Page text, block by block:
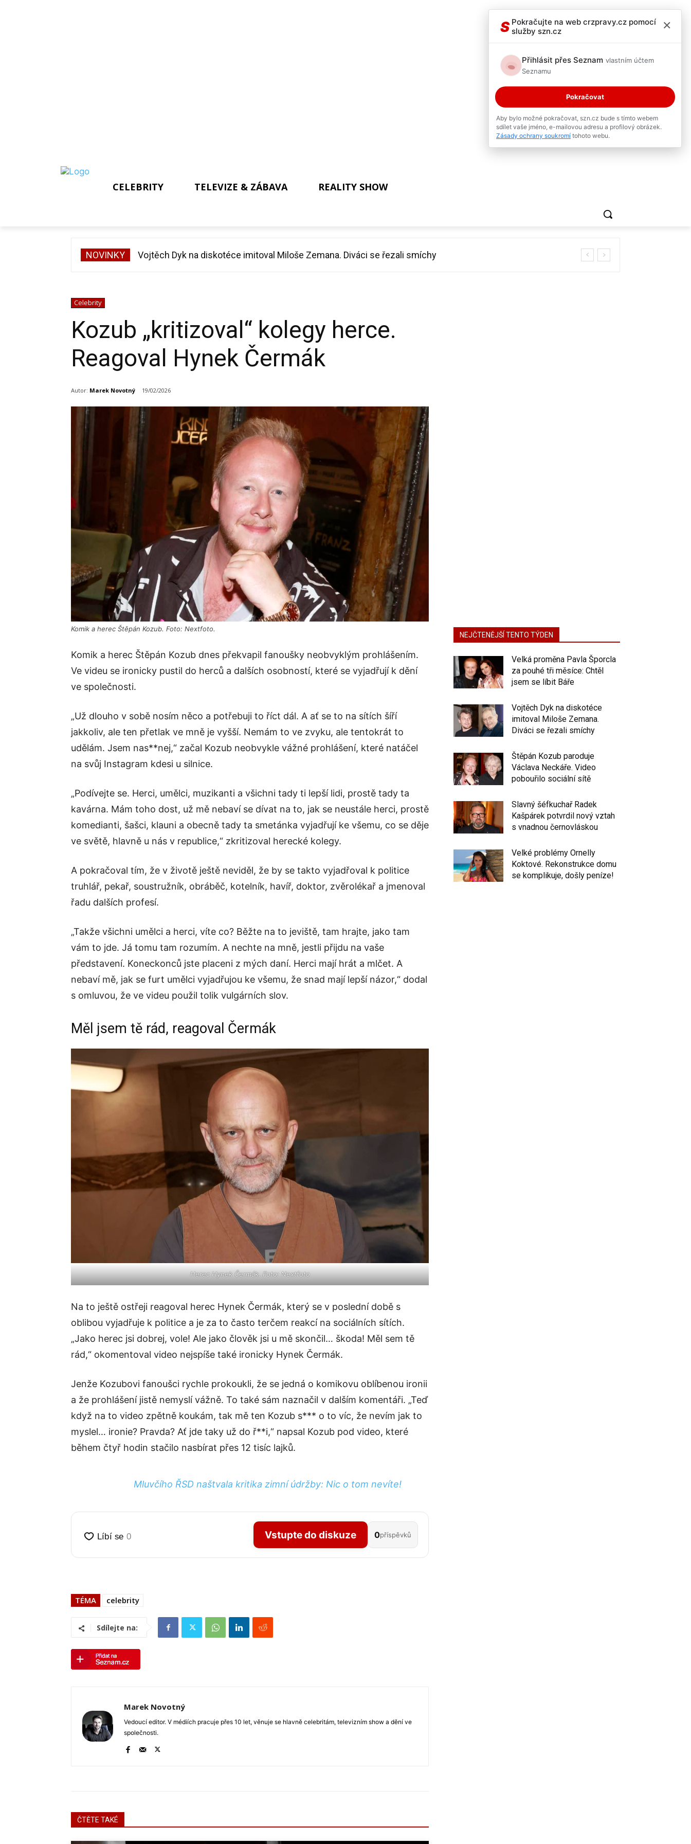
CELEBRITY TELEVIZE & ZÁBAVA REALITY SHOW
NOVINKY Vojtěch Dyk na diskotéce imitoval Miloše Zemana. Diváci se řezali smíchy
Celebrity
Kozub „kritizoval“ kolegy herce.
Reagoval Hynek Čermák
Autor: Marek Novotný 19/02/2026
Komik a herec Štěpán Kozub. Foto: Nextfoto.
Komik a herec Štěpán Kozub dnes překvapil fanoušky neobvyklým prohlášením.
Ve videu se ironicky pustil do herců a dalších osobností, které se vyjadřují k dění
ve společnosti.
„Už dlouho v sobě nosím něco a potřebuji to říct dál. A ať se to na sítích šíří
jakkoliv, ale ten přetlak ve mně je vyšší. Nemám to ve zvyku, ale tentokrát to
udělám. Jsem nas**nej,“ začal Kozub neobvykle vážné prohlášení, které natáčel
na svůj Instagram kdesi u silnice.
„Podívejte se. Herci, umělci, muzikanti a všichni tady ti lepší lidi, prostě tady ta
kavárna. Mám toho dost, už mě nebaví se dívat na to, jak se neustále herci, prostě
komedianti, šašci, klauni a obecně tady ta smetánka vyjadřují ke všemu, co se děje
ve světě, hlavně u nás v republice,“ zkritizoval herecké kolegy.
A pokračoval tím, že v životě ještě neviděl, že by se takto vyjadřoval k politice
truhlář, pekař, soustružník, obráběč, kotelník, havíř, doktor, zvěrolékař a jmenoval
řadu dalších profesí.
„Takže všichni umělci a herci, víte co? Běžte na to jeviště, tam hrajte, jako tam
vám to jde. Já tomu tam rozumím. A nechte na mně, jestli přijdu na vaše
představení. Koneckonců jste placeni z mých daní. Herci mají hrát a mlčet. A
nebaví mě, jak se furt umělci vyjadřujou ke všemu, že snad mají lepší názor,“ dodal
s omluvou, že ve videu použil tolik vulgárních slov.
Měl jsem tě rád, reagoval Čermák
Herec Hynek Čermák. Foto: Nextfoto
Na to ještě ostřeji reagoval herec Hynek Čermák, který se v poslední době s
oblibou vyjadřuje k politice a je za to často terčem reakcí na sociálních sítích.
„Jako herec jsi dobrej, vole! Ale jako člověk jsi u mě skončil… škoda! Měl sem tě
rád,“ okomentoval video nejspíše také ironicky Hynek Čermák.
Jenže Kozubovi fanoušci rychle prokoukli, že se jedná o komikovu oblíbenou ironii
a že prohlášení jistě nemyslí vážně. To také sám naznačil v dalším komentáři. „Teď
když na to video zpětně koukám, tak mě ten Kozub s*** o to víc, že nevím jak to
myslel… ironie? Pravda? Ať jde taky už do ř**i,“ napsal Kozub pod video, které
během čtyř hodin stačilo nasbírat přes 12 tisíc lajků.
Mluvčího ŘSD naštvala kritika zimní údržby: Nic o tom nevíte!
Vstupte do diskuze 0příspěvků
TÉMA celebrity
Sdílejte na:
Marek Novotný
Vedoucí editor. V médiích pracuje přes 10 let, věnuje se hlavně celebritám, televizním show a dění ve
společnosti.
ČTĚTE TAKÉ
NEJČTENĚJŠÍ TENTO TÝDEN
Velká proměna Pavla Šporcla
za pouhé tři měsíce: Chtěl
jsem se líbit Báře
Vojtěch Dyk na diskotéce
imitoval Miloše Zemana.
Diváci se řezali smíchy
Štěpán Kozub paroduje
Václava Neckáře. Video
pobouřilo sociální sítě
Slavný šéfkuchař Radek
Kašpárek potvrdil nový vztah
s vnadnou černovláskou
Velké problémy Ornelly
Koktové. Rekonstrukce domu
se komplikuje, došly peníze!
S Pokračujte na web crzpravy.cz pomocí
služby szn.cz
×
Přihlásit přes Seznam vlastním účtem
Seznamu
Pokračovat
Aby bylo možné pokračovat, szn.cz bude s tímto webem
sdílet vaše jméno, e-mailovou adresu a profilový obrázek.
Zásady ochrany soukromí tohoto webu.